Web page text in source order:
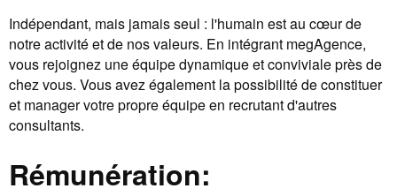
Indépendant, mais jamais seul : l'humain est au cœur de
notre activité et de nos valeurs. En intégrant megAgence,
vous rejoignez une équipe dynamique et conviviale près de
chez vous. Vous avez également la possibilité de constituer
et manager votre propre équipe en recrutant d'autres
consultants.
Rémunération: